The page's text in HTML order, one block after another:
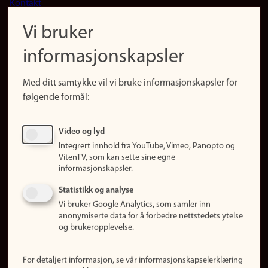
(no)
Kontakt
Finn forsker
Presse
Finn studier
Ledige stillinger
Om nettstedet
Informasjonskapsler
Vi bruker
informasjonskapsler
Med ditt samtykke vil vi bruke informasjonskapsler for
følgende formål:
Video og lyd
Integrert innhold fra YouTube, Vimeo, Panopto og
VitenTV, som kan sette sine egne
informasjonskapsler.
Statistikk og analyse
Vi bruker Google Analytics, som samler inn
anonymiserte data for å forbedre nettstedets ytelse
og brukeropplevelse.
For detaljert informasjon, se vår informasjonskapselerklæring